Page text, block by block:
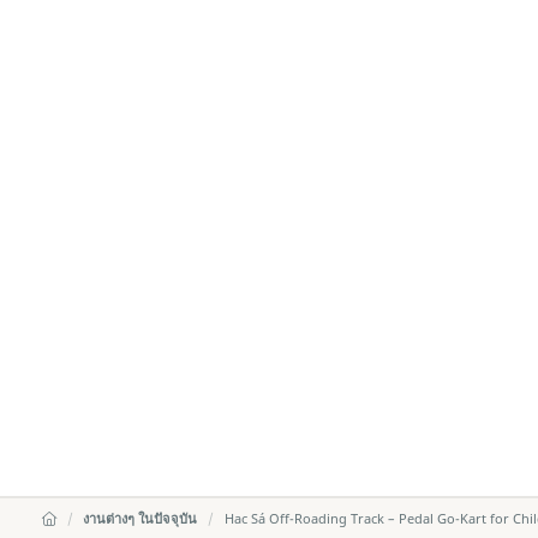
งานต่างๆ ในปัจจุบัน Hac Sá Off-Roading Track – Pedal Go-Kart for